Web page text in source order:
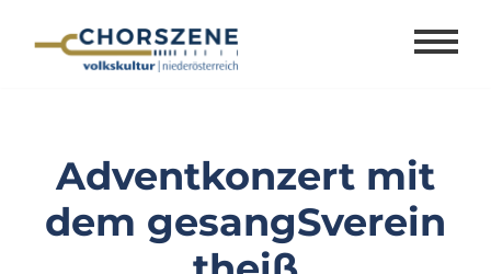
Adventkonzert mit
dem gesangSverein